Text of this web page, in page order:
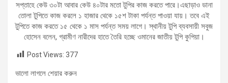
সপ্তাহে কেউ ৩০টা আবার কেউ ৪০টার মতো টুপির কাজ করতে পারে।এছাড়াও ডানা
তোলা টুপিতে কাজ করলে ১ হাজার থেকে ১৫শ টাকা পর্যন্ত পাওয়া যায়। তবে এই
টুপিতে কাজ করতে ১৫ থেকে ১ মাস পর্যন্ত সময় লাগে। স্থানীয় টুপি ব্যবসায়ী সবুজ
হোসেন বলেন, গ্রামীণ নারীদের হাতে তৈরি হচ্ছে ওমানের জাতীয় টুপি কুপিয়া।
Post Views: 377
ভালো লাগলে শেয়ার করুন